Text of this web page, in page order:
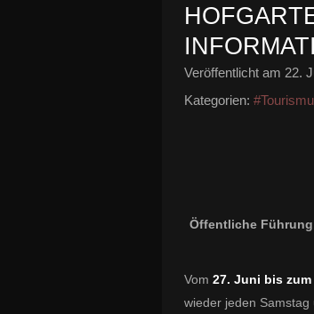
Veröffentlicht am 22.
Kategorien:
Öffentliche
Vom 27. Juni bis
wieder jeden